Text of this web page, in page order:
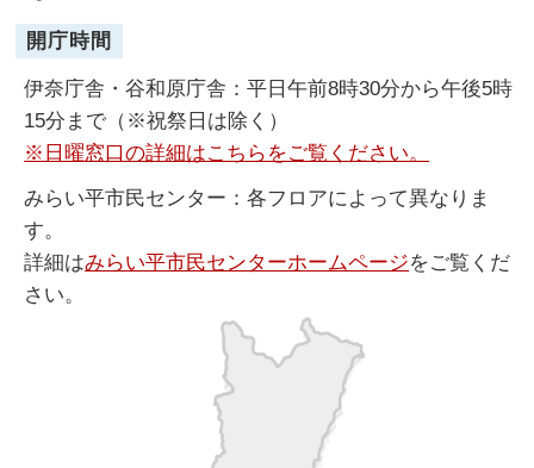
開庁時間
伊奈庁舎・谷和原庁舎：平日午前8時30分から午後5時
15分まで（※祝祭日は除く）
※日曜窓口の詳細はこちらをご覧ください。
みらい平市民センター：各フロアによって異なりま
す。
詳細はみらい平市民センターホームページをご覧くだ
さい。